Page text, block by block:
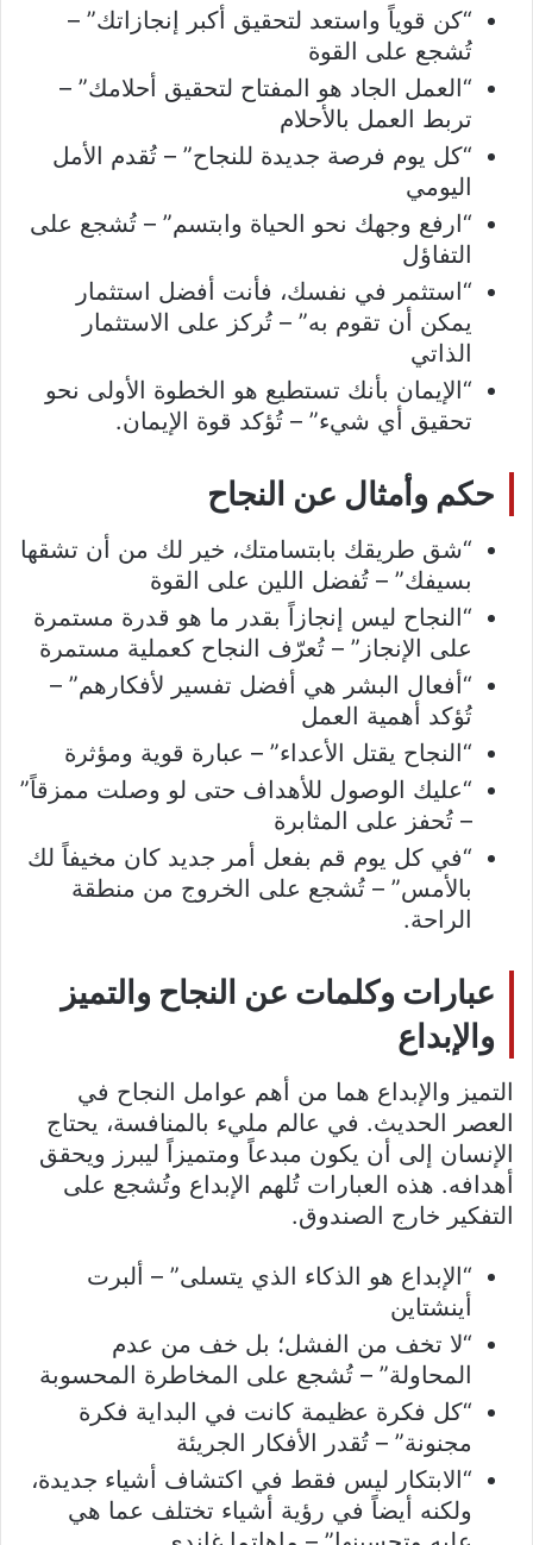
“كن قوياً واستعد لتحقيق أكبر إنجازاتك” –
تُشجع على القوة
“العمل الجاد هو المفتاح لتحقيق أحلامك” –
تربط العمل بالأحلام
“كل يوم فرصة جديدة للنجاح” – تُقدم الأمل
اليومي
“ارفع وجهك نحو الحياة وابتسم” – تُشجع على
التفاؤل
“استثمر في نفسك، فأنت أفضل استثمار
يمكن أن تقوم به” – تُركز على الاستثمار
الذاتي
“الإيمان بأنك تستطيع هو الخطوة الأولى نحو
تحقيق أي شيء” – تُؤكد قوة الإيمان.
حكم وأمثال عن النجاح
“شق طريقك بابتسامتك، خير لك من أن تشقها
بسيفك” – تُفضل اللين على القوة
“النجاح ليس إنجازاً بقدر ما هو قدرة مستمرة
على الإنجاز” – تُعرّف النجاح كعملية مستمرة
“أفعال البشر هي أفضل تفسير لأفكارهم” –
تُؤكد أهمية العمل
“النجاح يقتل الأعداء” – عبارة قوية ومؤثرة
“عليك الوصول للأهداف حتى لو وصلت ممزقاً”
– تُحفز على المثابرة
“في كل يوم قم بفعل أمر جديد كان مخيفاً لك
بالأمس” – تُشجع على الخروج من منطقة
الراحة.
عبارات وكلمات عن النجاح والتميز
والإبداع
التميز والإبداع هما من أهم عوامل النجاح في
العصر الحديث. في عالم مليء بالمنافسة، يحتاج
الإنسان إلى أن يكون مبدعاً ومتميزاً ليبرز ويحقق
أهدافه. هذه العبارات تُلهم الإبداع وتُشجع على
التفكير خارج الصندوق.
“الإبداع هو الذكاء الذي يتسلى” – ألبرت
أينشتاين
“لا تخف من الفشل؛ بل خف من عدم
المحاولة” – تُشجع على المخاطرة المحسوبة
“كل فكرة عظيمة كانت في البداية فكرة
مجنونة” – تُقدر الأفكار الجريئة
“الابتكار ليس فقط في اكتشاف أشياء جديدة،
ولكنه أيضاً في رؤية أشياء تختلف عما هي